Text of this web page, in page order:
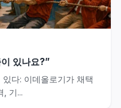
있나요?”
다: 이데올로기가 채택
, 기...